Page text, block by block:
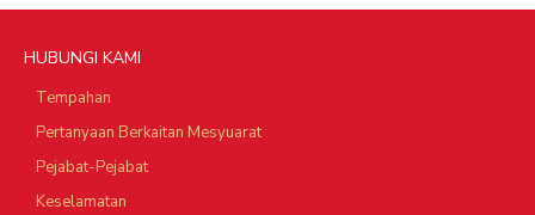
HUBUNGI KAMI
Tempahan
Pertanyaan Berkaitan Mesyuarat
Pejabat-Pejabat
Keselamatan